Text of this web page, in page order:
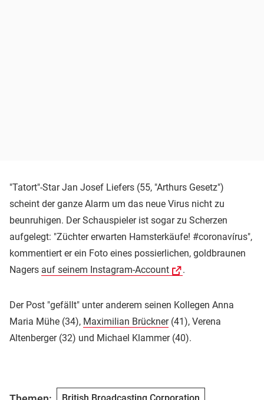
"Tatort"-Star Jan Josef Liefers (55, "Arthurs Gesetz")
scheint der ganze Alarm um das neue Virus nicht zu
beunruhigen. Der Schauspieler ist sogar zu Scherzen
aufgelegt: "Züchter erwarten Hamsterkäufe! #coronavírus",
kommentiert er ein Foto eines possierlichen, goldbraunen
Nagers auf seinem Instagram-Account .
Der Post "gefällt" unter anderem seinen Kollegen Anna
Maria Mühe (34), Maximilian Brückner(41), Verena
Altenberger (32) und Michael Klammer (40).